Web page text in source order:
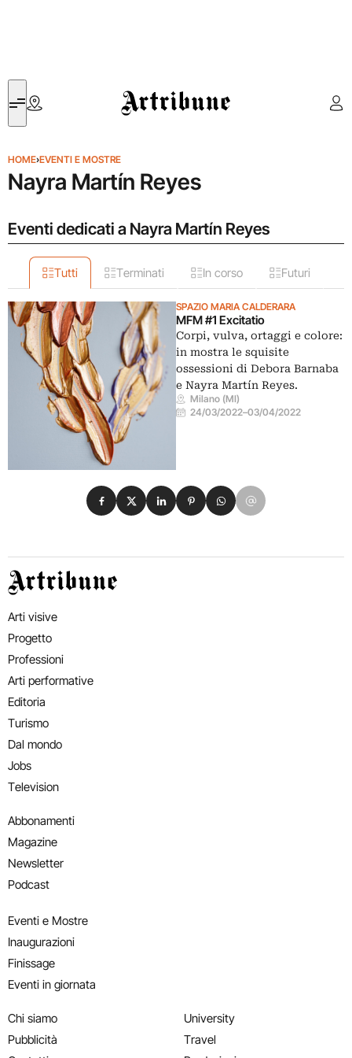
Artribune
HOME›EVENTI E MOSTRE
Nayra Martín Reyes
Eventi dedicati a Nayra Martín Reyes
Tutti Terminati In corso Futuri
SPAZIO MARIA CALDERARA
MFM #1 Excitatio
Corpi, vulva, ortaggi e colore:
in mostra le squisite
ossessioni di Debora Barnaba
e Nayra Martín Reyes.
Milano (MI)
24/03/2022–03/04/2022
Condividi su Facebook
Condividi su X
Condividi su LinkedIn
Condividi su Pinterest
Condividi su WhatsApp
Condividi su Email
Artribune
Arti visive
Progetto
Professioni
Arti performative
Editoria
Turismo
Dal mondo
Jobs
Television
Abbonamenti
Magazine
Newsletter
Podcast
Eventi e Mostre
Inaugurazioni
Finissage
Eventi in giornata
Chi siamo
Pubblicità
University
Travel